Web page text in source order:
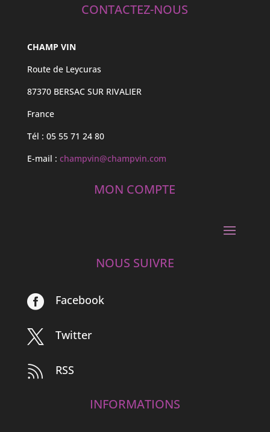
CONTACTEZ-NOUS
CHAMP VIN
Route de Leycuras
87370 BERSAC SUR RIVALIER
France
Tél : 05 55 71 24 80
E-mail : champvin@champvin.com
MON COMPTE
NOUS SUIVRE
 Facebook
 Twitter
 RSS
INFORMATIONS